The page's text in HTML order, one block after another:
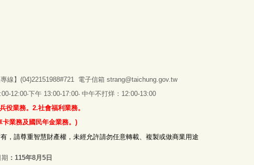
線】(04)22151988#721 電子信箱 strang@taichung.gov.tw
12:00‧下午 13:00-17:00‧ 中午不打烊：12:00-13:00
役業務。2.社會福利業務。
業務及國民年金業務。)
，請尊重智慧財產權，未經允許請勿任意轉載、複製或做商業用途
115年8月5日